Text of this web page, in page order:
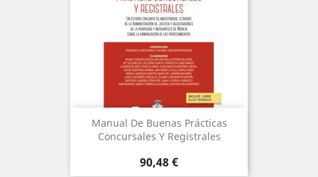
Manual De Buenas Prácticas
Concursales Y Registrales
Precio
90,48 €